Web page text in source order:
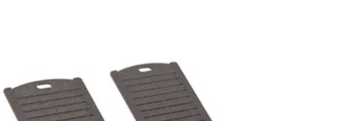
Astuces Anti Stress